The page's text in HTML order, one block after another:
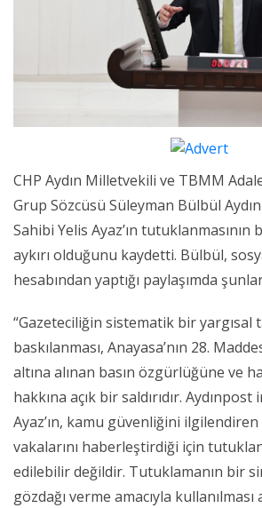
CHP Aydın Milletvekili ve TBMM
Grup Sözcüsü Süleyman Bülbül
Sahibi Yelis Ayaz’ın
aykırı olduğunu kaydetti. Bülbül,
hesabından yaptığı paylaşımda
“Gazeteciliğin sistematik bir yargısal
baskılanması, Anayasa’nın 28.
altına alınan basın özgürlüğüne ve
hakkına açık bir saldırıdır.
Ayaz’ın, kamu güvenliğini
vakalarını haberleştirdiği için
edilebilir değildir. Tutuklamanın bir
gözdağı verme amacıyla kullanılması